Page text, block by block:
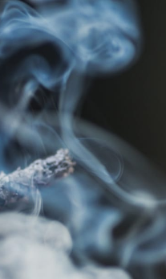
مايك تايسون دفع ما يصل 💪